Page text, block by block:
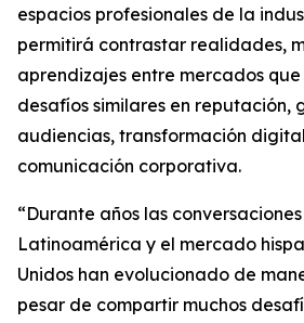
espacios profesionales de la
permitirá contrastar realidades,
aprendizajes entre mercados
desafíos similares en reputación,
audiencias, transformación
comunicación corporativa.
“Durante años las conversaciones
Latinoamérica y el mercado
Unidos han evolucionado de
pesar de compartir muchos